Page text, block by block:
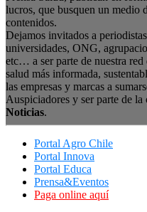
lucros, que busquen un medio
contenidos.
Dejamos invitados a
universidades, ONG,
etc… a ser parte de nuestra
salud más informada,
las empresas y marcas a
Auspiciadores y ser parte de la
Noticias.
Portal Agro Chile
Portal Innova
Portal Educa
Prensa&Eventos
Paga online aquí